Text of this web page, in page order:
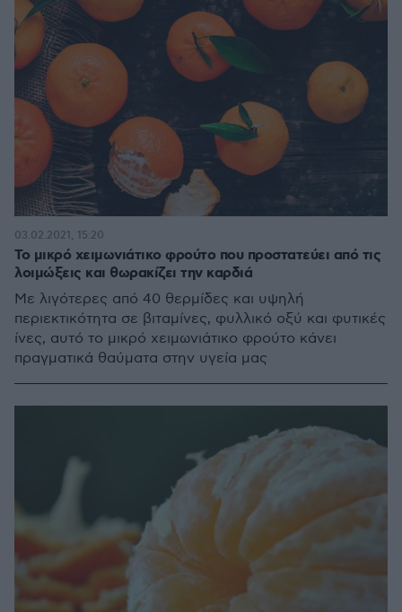
Το μικρό χειμωνιάτικο φρούτο που προστατεύει από τις
λοιμώξεις και θωρακίζει την καρδιά
Με λιγότερες από 40 θερμίδες και υψηλή
περιεκτικότητα σε βιταμίνες, φυλλικό οξύ και φυτικές
ίνες, αυτό το μικρό χειμωνιάτικο φρούτο κάνει
πραγματικά θαύματα στην υγεία μας
03.02.2021, 15:20